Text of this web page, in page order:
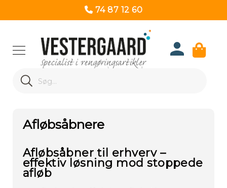
74 87 12 60
Search
Search
Afløbsåbnere
Afløbsåbner til erhverv –
effektiv løsning mod stoppede
afløb